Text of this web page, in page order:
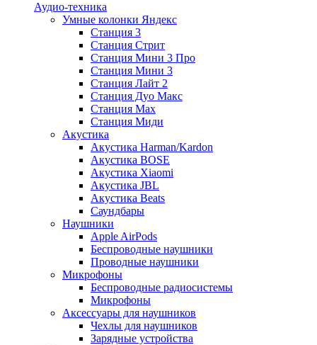
Аудио-техника
Умные колонки Яндекс
Станция 3
Станция Стрит
Станция Мини 3 Про
Станция Мини 3
Станция Лайт 2
Станция Дуо Макс
Станция Max
Станция Миди
Акустика
Акустика Harman/Kardon
Акустика BOSE
Акустика Xiaomi
Акустика JBL
Акустика Beats
Саундбары
Наушники
Apple AirPods
Беспроводные наушники
Проводные наушники
Микрофоны
Беспроводные радиосистемы
Микрофоны
Аксессуары для наушников
Чехлы для наушников
Зарядные устройства